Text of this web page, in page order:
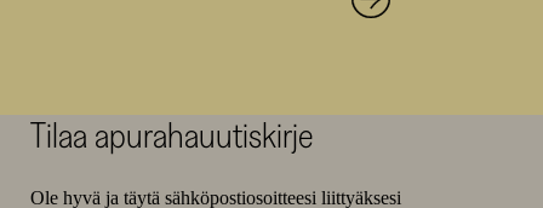
Tilaa apurahauutiskirje
Ole hyvä ja täytä sähköpostiosoitteesi liittyäksesi